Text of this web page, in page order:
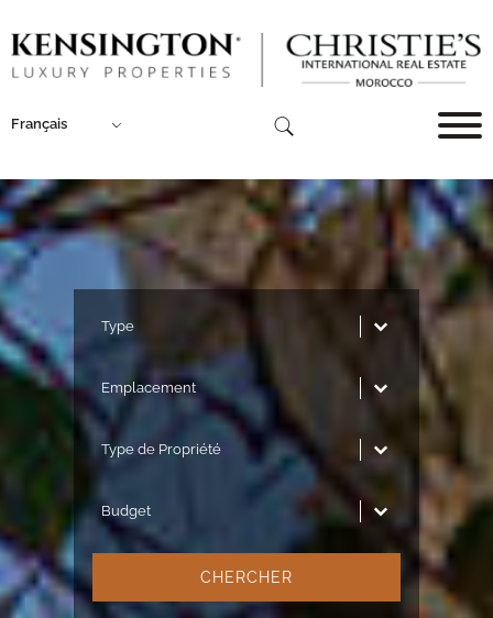
Français
Type
Type
Emplacement
Emplacement
Type de Propriété
Type de Propriété
Budget
Budget
CHERCHER